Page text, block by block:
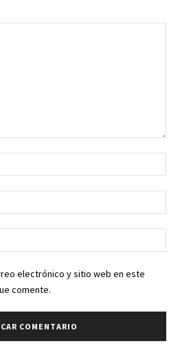
electrónico y sitio web en este
comente.